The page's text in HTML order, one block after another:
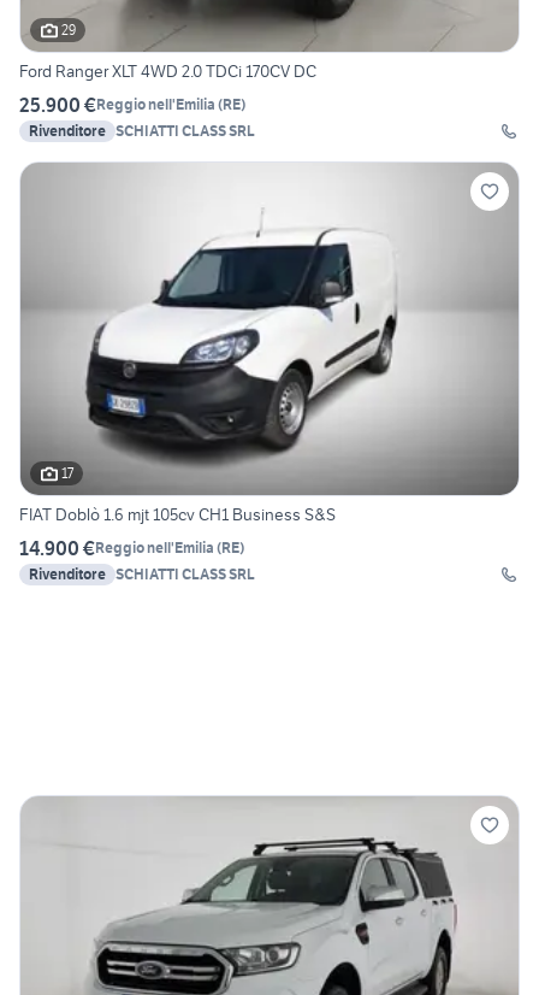
29
Ford Ranger XLT 4WD 2.0 TDCi 170CV DC
25.900 €Reggio nell'Emilia (RE)
Rivenditore SCHIATTI CLASS SRL
17
FIAT Doblò 1.6 mjt 105cv CH1 Business S&S
14.900 €Reggio nell'Emilia (RE)
Rivenditore SCHIATTI CLASS SRL